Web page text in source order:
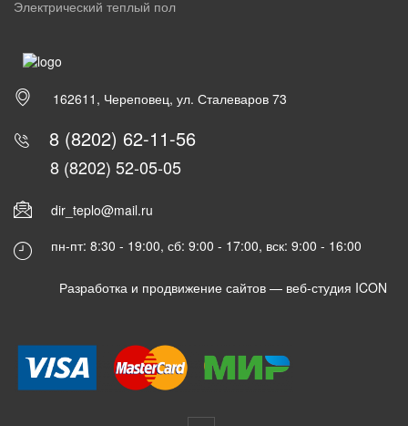
Электрический теплый пол
162611, Череповец, ул. Сталеваров 73
8 (8202) 62-11-56
8 (8202) 52-05-05
dir_teplo@mail.ru
пн-пт: 8:30 - 19:00, сб: 9:00 - 17:00, вск: 9:00 - 16:00
Разработка и продвижение сайтов — веб-студия ICON